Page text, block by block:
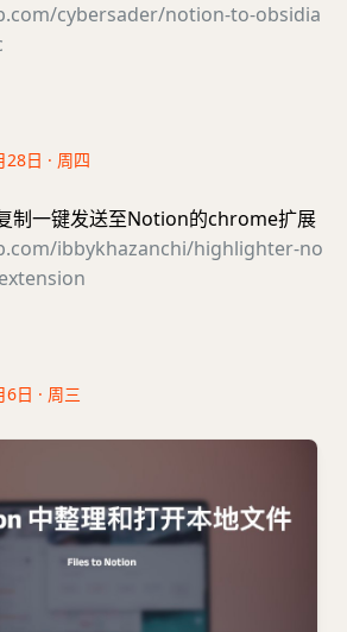
cybersader/notion-to-obsidia
日 · 周四
制一键发送至Notion的chrome扩展
ibbykhazanchi/highlighter-no
日 · 周三